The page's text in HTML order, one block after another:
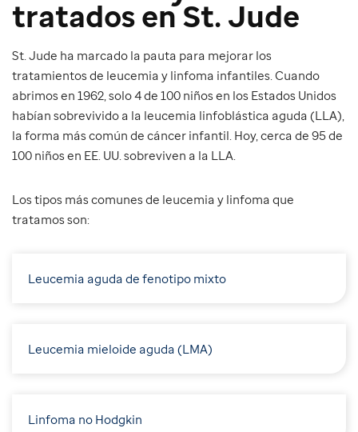
tratados en St. Jude
St. Jude ha marcado la pauta para mejorar los
tratamientos de leucemia y linfoma infantiles. Cuando
abrimos en 1962, solo 4 de 100 niños en los Estados Unidos
habían sobrevivido a la leucemia linfoblástica aguda (LLA),
la forma más común de cáncer infantil. Hoy, cerca de 95 de
100 niños en EE. UU. sobreviven a la LLA.
Los tipos más comunes de leucemia y linfoma que
tratamos son:
Leucemia aguda de fenotipo mixto
Leucemia mieloide aguda (LMA)
Linfoma no Hodgkin